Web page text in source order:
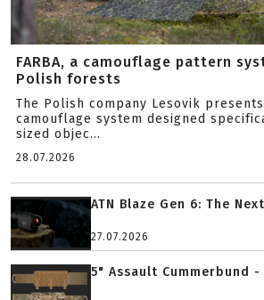
FARBA, a camouflage pattern
Polish forests
The Polish company Lesovik presents
camouflage system designed
sized objec...
28.07.2026
ATN Blaze Gen 6: The
27.07.2026
5" Assault Cummerbund